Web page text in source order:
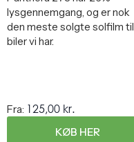
lysgennemgang, og er nok
den meste solgte solfilm til
biler vi har.
Fra: 125,00 kr.
KØB HER